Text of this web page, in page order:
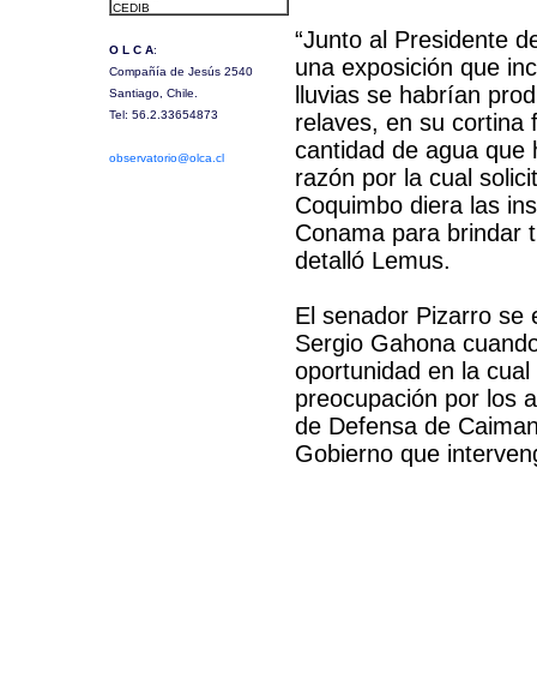
“Junto al Presidente
una exposición que
lluvias se habrían
relaves, en su cortina
cantidad de agua que
razón por la cual
Coquimbo diera las
Conama para brindar
detalló Lemus.
El senador Pizarro se
Sergio Gahona
oportunidad en la
preocupación por los
de Defensa de
Gobierno que